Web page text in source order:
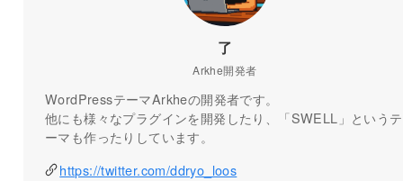
了
Arkhe開発者
WordPressテーマArkheの開発者です。
他にも様々なプラグインを開発したり、「SWELL」というテ
ーマも作ったりしています。
https://twitter.com/ddryo_loos